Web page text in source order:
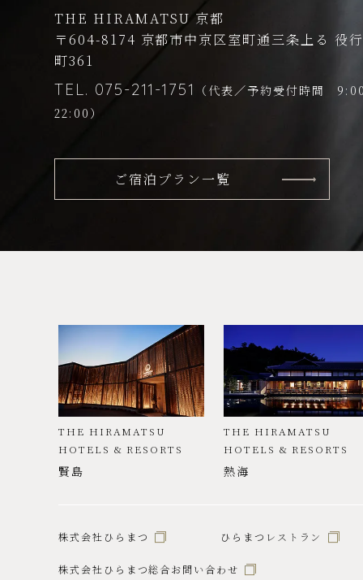
THE HIRAMATSU 京都
〒604-8174 京都市中京区室町通三条上る 役
町361
TEL. 075-211-1751
（代表／予約受付時間
22:00）
ご宿泊プラン一覧
THE HIRAMATSU
HOTELS & RESORTS
賢島
THE HIRAMATSU
HOTELS & RESORTS
熱海
株式会社ひらまつ ひらまつレストラン
株式会社ひらまつ総合お問い合わせ